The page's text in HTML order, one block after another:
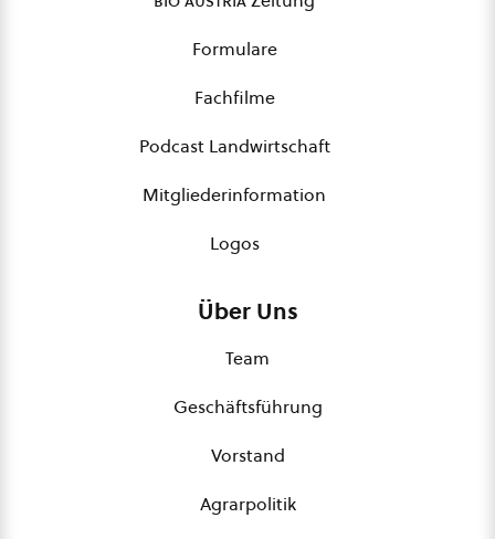
Formulare
Fachfilme
Podcast Landwirtschaft
Mitgliederinformation
Logos
Über Uns
Team
Geschäftsführung
Vorstand
Agrarpolitik